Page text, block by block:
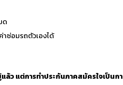
ด
ซ่อมรถตัวเองได้
ว แต่การทำประกันภาคสมัครใจเป็